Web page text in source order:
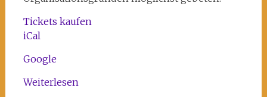
Kreativhaus
Tickets kaufen
iCal
Google
Weiterlesen